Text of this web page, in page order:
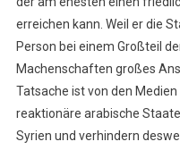
erreichen kann. Weil er die
Person bei einem Großteil
Machenschaften großes
Tatsache ist von den
reaktionäre arabische
Syrien und verhindern